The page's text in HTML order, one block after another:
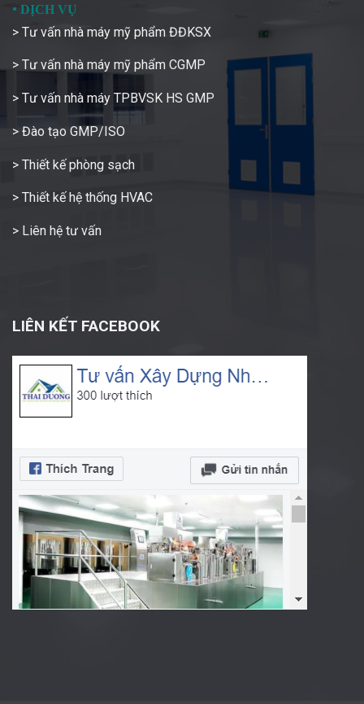
• DỊCH VỤ
> Tư vấn nhà máy mỹ phẩm ĐĐKSX
> Tư vấn nhà máy mỹ phẩm CGMP
> Tư vấn nhà máy TPBVSK HS GMP
> Đào tạo GMP/ISO
> Thiết kế phòng sạch
> Thiết kế hệ thống HVAC
> Liên hệ tư vấn
LIÊN KẾT FACEBOOK